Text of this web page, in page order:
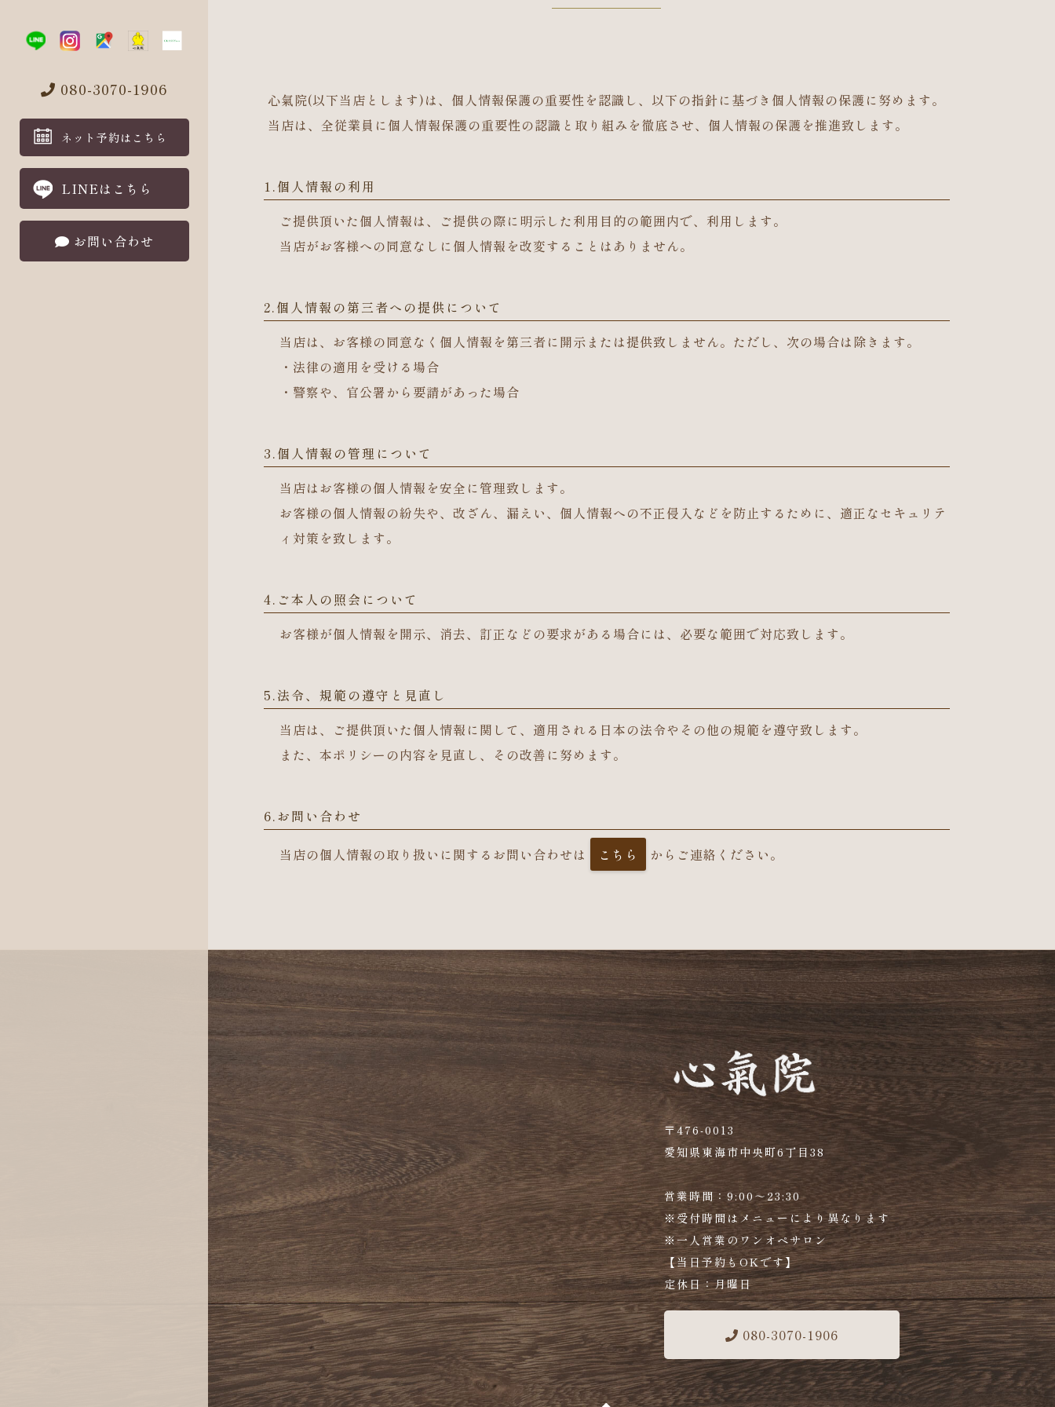
080-3070-1906
ネット予約はこちら
LINEはこちら
お問い合わせ
心氣院(以下当店とします)は、個人情報保護の重要性を認識し、以下の指針に基づき個人情報の保護に努めます。
当店は、全従業員に個人情報保護の重要性の認識と取り組みを徹底させ、個人情報の保護を推進致します。
1.個人情報の利用
ご提供頂いた個人情報は、ご提供の際に明示した利用目的の範囲内で、利用します。
当店がお客様への同意なしに個人情報を改変することはありません。
2.個人情報の第三者への提供について
当店は、お客様の同意なく個人情報を第三者に開示または提供致しません。ただし、次の場合は除きます。
・法律の適用を受ける場合
・警察や、官公署から要請があった場合
3.個人情報の管理について
当店はお客様の個人情報を安全に管理致します。
お客様の個人情報の紛失や、改ざん、漏えい、個人情報への不正侵入などを防止するために、適正なセキュリテ
ィ対策を致します。
4.ご本人の照会について
お客様が個人情報を開示、消去、訂正などの要求がある場合には、必要な範囲で対応致します。
5.法令、規範の遵守と見直し
当店は、ご提供頂いた個人情報に関して、適用される日本の法令やその他の規範を遵守致します。
また、本ポリシーの内容を見直し、その改善に努めます。
6.お問い合わせ
当店の個人情報の取り扱いに関する お問い合わせは こちら から ご連絡ください。
〒476-0013
愛知県東海市中央町6丁目38
営業時間：9:00～23:30
※受付時間はメニューにより異なります
※一人営業のワンオペサロン
【当日予約もOKです】
定休日：月曜日
080-3070-1906